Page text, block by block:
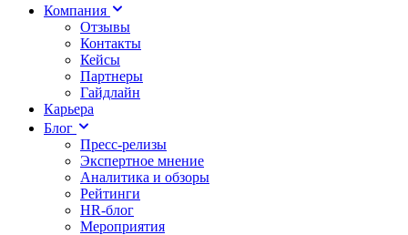
Компания
Отзывы
Контакты
Кейсы
Партнеры
Гайдлайн
Карьера
Блог
Пресс-релизы
Экспертное мнение
Аналитика и обзоры
Рейтинги
HR-блог
Мероприятия